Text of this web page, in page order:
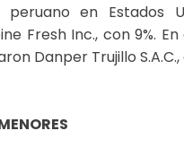
en Estados
Fresh Inc., con 9%.
Danper Trujillo